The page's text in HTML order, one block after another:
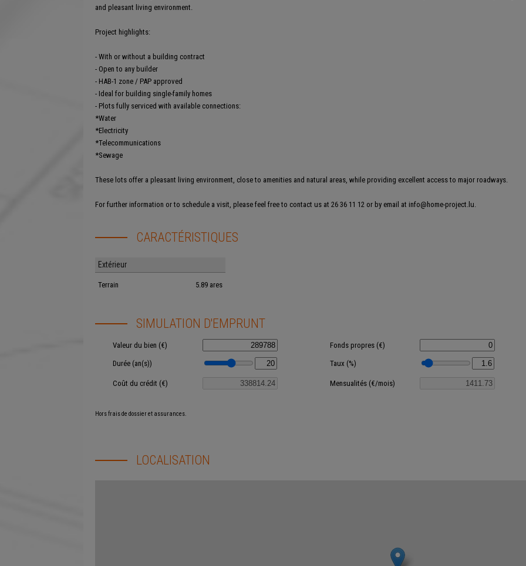
and pleasant living environment.
Project highlights:
- With or without a building contract
- Open to any builder
- HAB-1 zone / PAP approved
- Ideal for building single-family homes
- Plots fully serviced with available connections:
*Water
*Electricity
*Telecommunications
*Sewage
These lots offer a pleasant living environment, close to amenities and natural areas, while providing excellent access to major roadways.
For further information or to schedule a visit, please feel free to contact us at 26 36 11 12 or by email at info@home-project.lu.
CARACTÉRISTIQUES
Extérieur
Terrain 5.89 ares
SIMULATION D'EMPRUNT
Valeur du bien (€) Fonds propres (€)
Durée (an(s)) Taux (%)
Coût du crédit (€) Mensualités (€/mois)
Hors frais de dossier et assurances.
LOCALISATION